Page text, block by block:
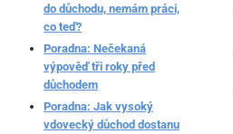
do důchodu, nemám práci,
co teď?
Poradna: Nečekaná
výpověď tři roky před
důchodem
Poradna: Jak vysoký
vdovecký důchod dostanu